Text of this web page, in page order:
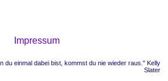
Impressum
du einmal dabei bist, kommst du nie wieder raus." Kelly
Slater